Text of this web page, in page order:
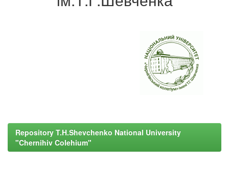
Repository T.H.Shevchenko National University
"Chernihiv Colehium"